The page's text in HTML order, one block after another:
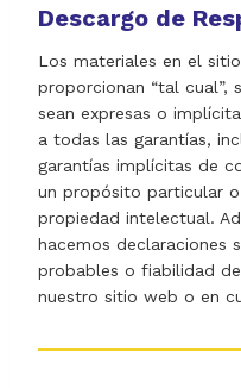
Descargo de
Los materiales en el
proporcionan “tal cual”,
sean expresas o
a todas las garantías,
garantías implícitas de
un propósito particular
propiedad intelectual.
hacemos declaraciones
probables o fiabilidad
nuestro sitio web o en